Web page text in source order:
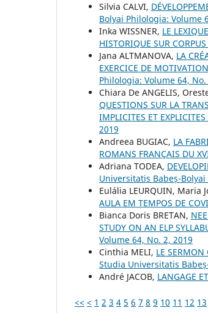
Silvia CALVI,
Bolyai Philologia: Volume
Inka WISSNER, LE
HISTORIQUE SUR CORPUS
Jana ALTMANOVA, LA
EXERCICE DE
Philologia: Volume 64, No.
Chiara De ANGELIS,
QUESTIONS SUR LA
IMPLICITES ET
2019
Andreea BUGIAC, LA
ROMANS FRANÇAIS DU
Adriana TODEA,
Universitatis Babeș-
Eulália LEURQUIN, Maria
AULA EM TEMPOS DE
Bianca Doris BRETAN,
STUDY ON AN ELP
Volume 64, No. 2, 2019
Cinthia MELI, LE SERMON
Studia Universitatis
André JACOB, LANGAGE
<< < 1 2 3 4 5 6 7 8 9 10 11 12 13